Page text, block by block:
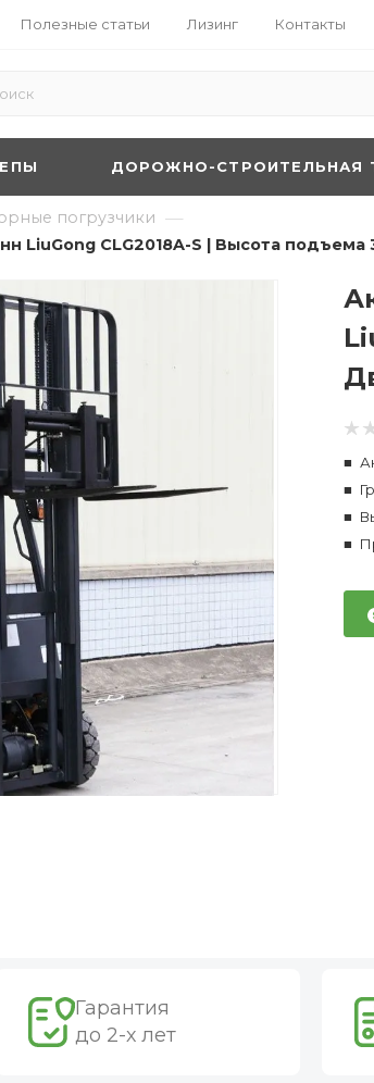
Полезные статьи Лизинг Контакты
ДОРОЖНО-СТРОИТЕЛЬНАЯ
погрузчики —
LiuGong CLG2018A-S | Высота
Гарантия
до 2-х лет